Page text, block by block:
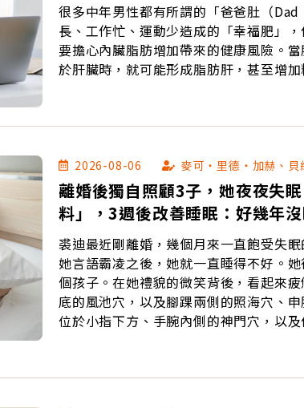
很多中年男性都有所謂的「爸爸肚（
長、工作忙、運動少造成的「幸福肥」
要擔心內臟脂肪增加帶來的健康風險。
於肝臟時，就可能形成脂肪肝，甚至增
2026-08-06 麥可‧里德‧加赫、
離婚後獨自照顧3子，她夜夜失
料」，3週後改善睡眠：好幾年
裘迪最近剛離婚，幾個月來一直飽受失
她言語霸凌之後，她就一直睡得不好。
個孩子。在她禮貌的微笑背後，看起來疲憊不堪。 麥可‧加赫
底的風池穴，以及腳踝兩側的照海穴、
位於小指下方、手腕內側的神門穴，以